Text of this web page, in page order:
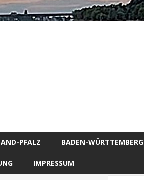
PFALZ BADEN-WÜRTTEMBERG
IMPRESSUM